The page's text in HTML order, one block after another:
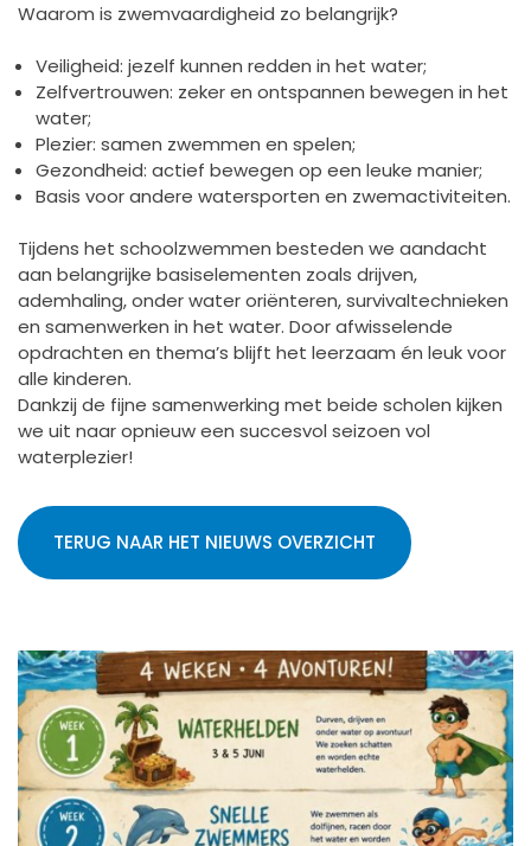
Waarom is zwemvaardigheid zo belangrijk?
Veiligheid: jezelf kunnen redden in het water;
Zelfvertrouwen: zeker en ontspannen bewegen in het
water;
Plezier: samen zwemmen en spelen;
Gezondheid: actief bewegen op een leuke manier;
Basis voor andere watersporten en zwemactiviteiten.
Tijdens het schoolzwemmen besteden we aandacht
aan belangrijke basiselementen zoals drijven,
ademhaling, onder water oriënteren, survivaltechnieken
en samenwerken in het water. Door afwisselende
opdrachten en thema’s blijft het leerzaam én leuk voor
alle kinderen.
Dankzij de fijne samenwerking met beide scholen kijken
we uit naar opnieuw een succesvol seizoen vol
waterplezier!
TERUG NAAR HET NIEUWS OVERZICHT